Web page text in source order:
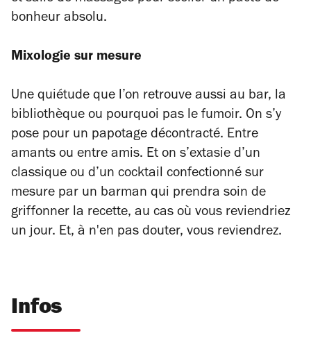
bonheur absolu.
Mixologie sur mesure
Une quiétude que l’on retrouve aussi au bar, la
bibliothèque ou pourquoi pas le fumoir. On s’y
pose pour un papotage décontracté. Entre
amants ou entre amis. Et on s’extasie d’un
classique ou d’un cocktail confectionné sur
mesure par un barman qui prendra soin de
griffonner la recette, au cas où vous reviendriez
un jour. Et, à n'en pas douter, vous reviendrez.
Infos